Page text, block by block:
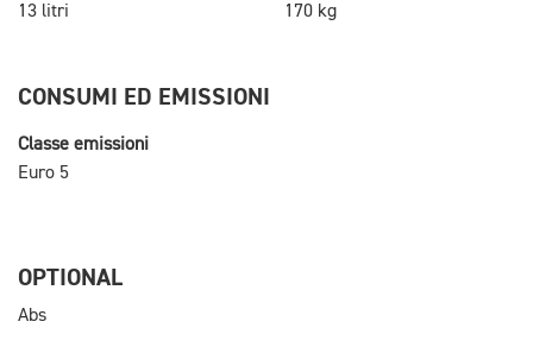
13 litri
170 kg
CONSUMI ED EMISSIONI
Classe emissioni
Euro 5
OPTIONAL
Abs